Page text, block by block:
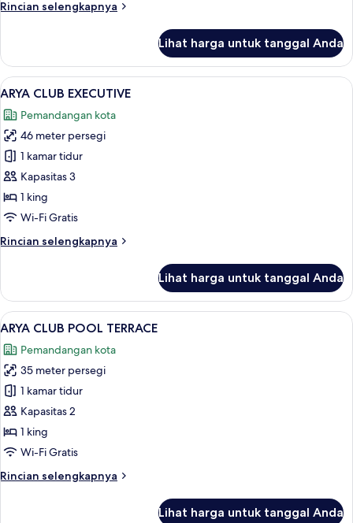
Rincian selengkapnya
Rincian
Kamar
Deluks
Lihat harga untuk tanggal Anda
Lihat
semua
foto
untuk
ARYA
CLUB
EXECUTIVE
ARYA CLUB EXECUTIVE | Seprai
5
ARYA CLUB EXECUTIVE
Pemandangan kota
46 meter persegi
1 kamar tidur
Kapasitas 3
1 king
Wi-Fi Gratis
Rincian selengkapnya
Rincian
ARYA
CLUB
EXECUTIVE
Lihat harga untuk tanggal Anda
Lihat
semua
foto
untuk
ARYA
CLUB
POOL
TERRACE
ARYA CLUB POOL TERRACE |
6
ARYA CLUB POOL TERRACE
Pemandangan kota
35 meter persegi
1 kamar tidur
Kapasitas 2
1 king
Wi-Fi Gratis
Rincian selengkapnya
Rincian
Lihat harga untuk tanggal Anda